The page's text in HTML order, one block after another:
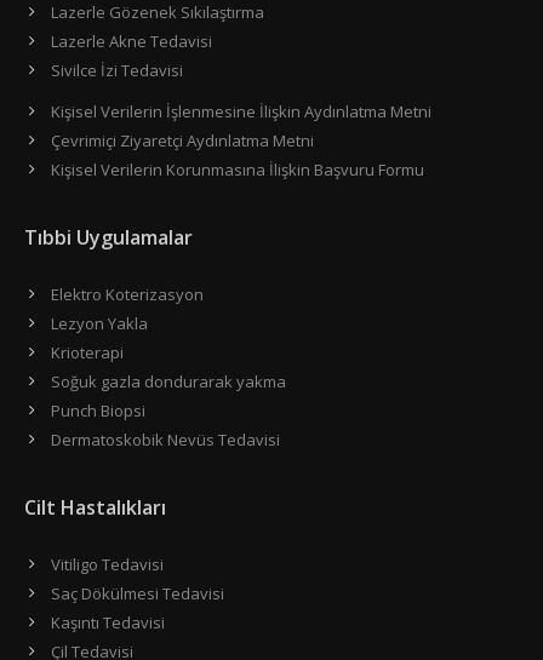
Lazerle Gözenek Sıkılaştırma
Lazerle Akne Tedavisi
Sivilce İzi Tedavisi
Kişisel Verilerin İşlenmesine İlişkin Aydınlatma Metni
Çevrimiçi Ziyaretçi Aydınlatma Metni
Kişisel Verilerin Korunmasına İlişkin Başvuru Formu
Tıbbi Uygulamalar
Elektro Koterizasyon
Lezyon Yakla
Krioterapi
Soğuk gazla dondurarak yakma
Punch Biopsi
Dermatoskobik Nevüs Tedavisi
Cilt Hastalıkları
Vitiligo Tedavisi
Saç Dökülmesi Tedavisi
Kaşıntı Tedavisi
Çil Tedavisi